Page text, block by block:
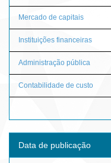
Mercado de capitais
Instituições financeiras
Administração pública
Contabilidade de custo
Data de publicação